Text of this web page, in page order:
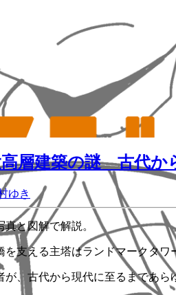
層建築の謎 古代か
ゆき
と図解で解説。
支える主塔はランドマークタ
、古代から現代に至るまであら